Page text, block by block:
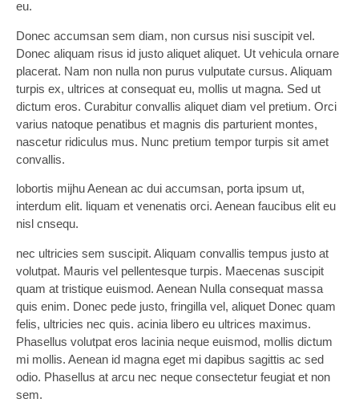
eu.
Donec accumsan sem diam, non cursus nisi suscipit vel.
Donec aliquam risus id justo aliquet aliquet. Ut vehicula ornare
placerat. Nam non nulla non purus vulputate cursus. Aliquam
turpis ex, ultrices at consequat eu, mollis ut magna. Sed ut
dictum eros. Curabitur convallis aliquet diam vel pretium. Orci
varius natoque penatibus et magnis dis parturient montes,
nascetur ridiculus mus. Nunc pretium tempor turpis sit amet
convallis.
lobortis mijhu Aenean ac dui accumsan, porta ipsum ut,
interdum elit. liquam et venenatis orci. Aenean faucibus elit eu
nisl cnsequ.
nec ultricies sem suscipit. Aliquam convallis tempus justo at
volutpat. Mauris vel pellentesque turpis. Maecenas suscipit
quam at tristique euismod. Aenean Nulla consequat massa
quis enim. Donec pede justo, fringilla vel, aliquet Donec quam
felis, ultricies nec quis. acinia libero eu ultrices maximus.
Phasellus volutpat eros lacinia neque euismod, mollis dictum
mi mollis. Aenean id magna eget mi dapibus sagittis ac sed
odio. Phasellus at arcu nec neque consectetur feugiat et non
sem.